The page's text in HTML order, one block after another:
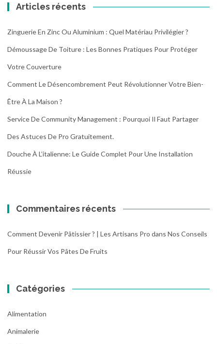
Articles récents
Zinguerie En Zinc Ou Aluminium : Quel Matériau Privilégier ?
Démoussage De Toiture : Les Bonnes Pratiques Pour Protéger
Votre Couverture
Comment Le Désencombrement Peut Révolutionner Votre Bien-
Être À La Maison ?
Service De Community Management : Pourquoi Il Faut Partager
Des Astuces De Pro Gratuitement.
Douche À L’italienne: Le Guide Complet Pour Une Installation
Réussie
Commentaires récents
Comment Devenir Pâtissier ? | Les Artisans Pro dans Nos Conseils
Pour Réussir Vos Pâtes De Fruits
Catégories
Alimentation
Animalerie